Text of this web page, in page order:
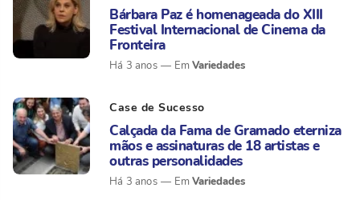
Bárbara Paz é homenageada do XIII
Festival Internacional de Cinema da
Fronteira
Há 3 anos Variedades
Case de Sucesso
Calçada da Fama de Gramado eterniza
mãos e assinaturas de 18 artistas e
outras personalidades
Há 3 anos Variedades